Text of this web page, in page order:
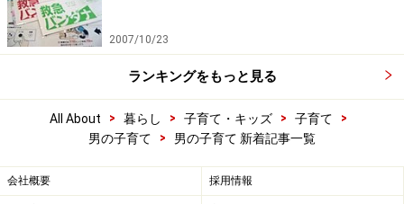
2007/10/23
ランキングをもっと見る
All About > 暮らし > 子育て・キッズ > 子育て
>
男の子育て
> 男の子育て 新着記事一覧
会社概要 採用情報